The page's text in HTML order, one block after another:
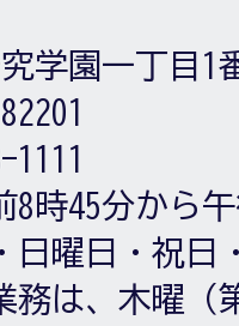
学園一丁目1
1111
8時45分から
日曜日・祝日
務は、木曜（